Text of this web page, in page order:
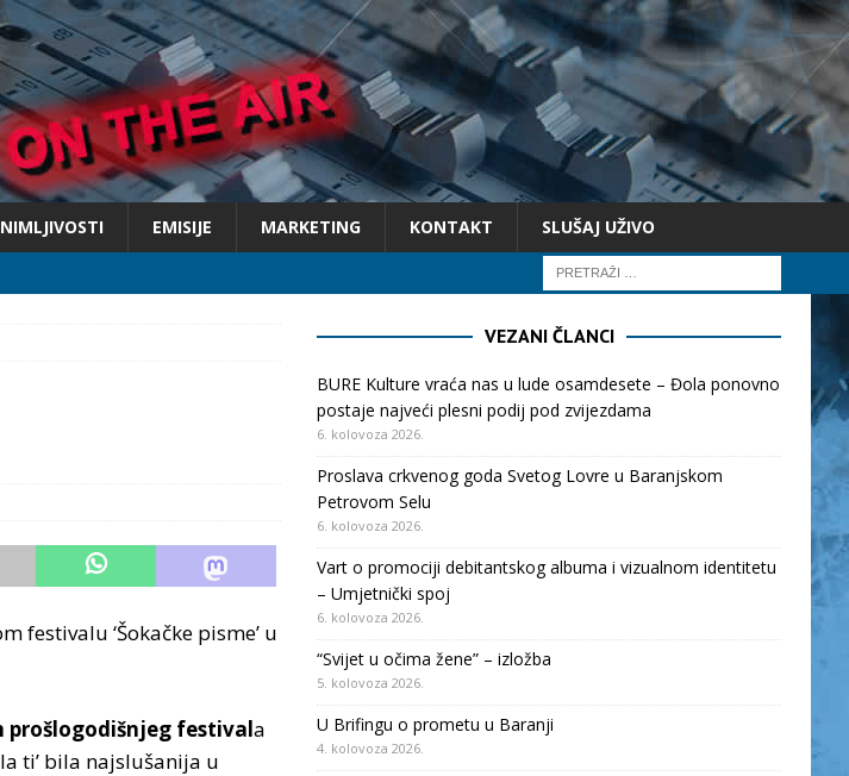
EMISIJE MARKETING KONTAKT SLUŠAJ UŽIVO
festivalu ‘Šokačke pisme’ u
prošlogodišnjeg festivala
ti’ bila najslušanija u
VEZANI ČLANCI
BURE Kulture vraća nas u lude osamdesete – Đola ponovno
postaje najveći plesni podij pod zvijezdama
6. kolovoza 2026.
Proslava crkvenog goda Svetog Lovre u Baranjskom
Petrovom Selu
6. kolovoza 2026.
Vart o promociji debitantskog albuma i vizualnom identitetu
– Umjetnički spoj
6. kolovoza 2026.
“Svijet u očima žene” – izložba
5. kolovoza 2026.
U Brifingu o prometu u Baranji
4. kolovoza 2026.